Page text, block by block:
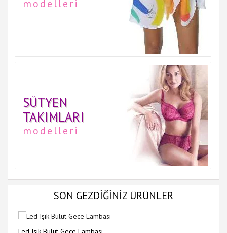
modelleri
SÜTYEN
TAKIMLARI
modelleri
SON GEZDİĞİNİZ ÜRÜNLER